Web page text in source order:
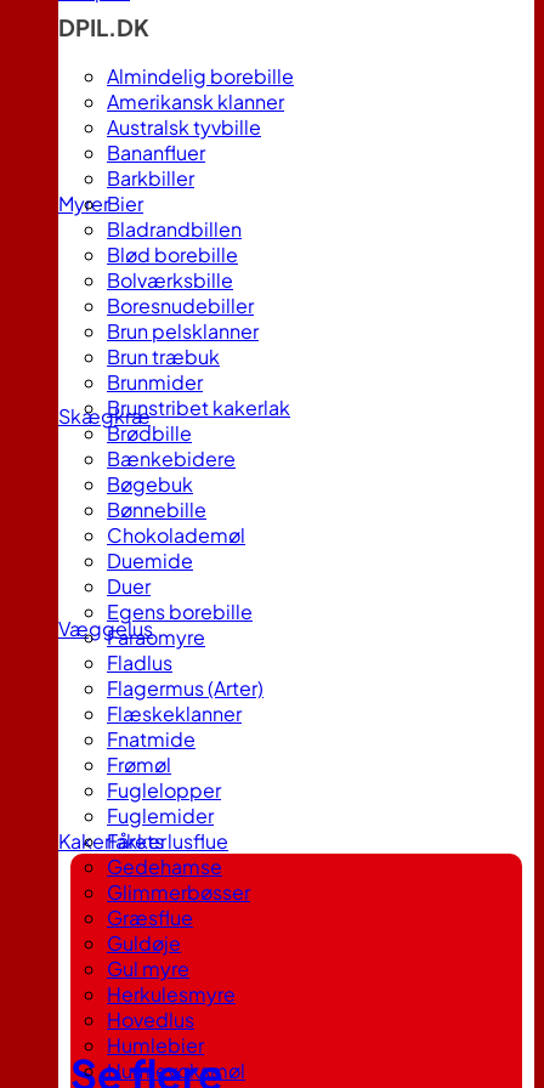
Myrer
Skægkræ
Væggelus
Kakerlakker
Se flere
DPIL.DK
Almindelig borebille
Amerikansk klanner
Australsk tyvbille
Bananfluer
Barkbiller
Bier
Bladrandbillen
Blød borebille
Bolværksbille
Boresnudebiller
Brun pelsklanner
Brun træbuk
Brunmider
Brunstribet kakerlak
Brødbille
Bænkebidere
Bøgebuk
Bønnebille
Chokolademøl
Duemide
Duer
Egens borebille
Faraomyre
Fladlus
Flagermus (Arter)
Flæskeklanner
Fnatmide
Frømøl
Fuglelopper
Fuglemider
Fårets lusflue
Gedehamse
Glimmerbøsser
Græsflue
Guldøje
Gul myre
Herkulesmyre
Hovedlus
Humlebier
Humlevoksmøl